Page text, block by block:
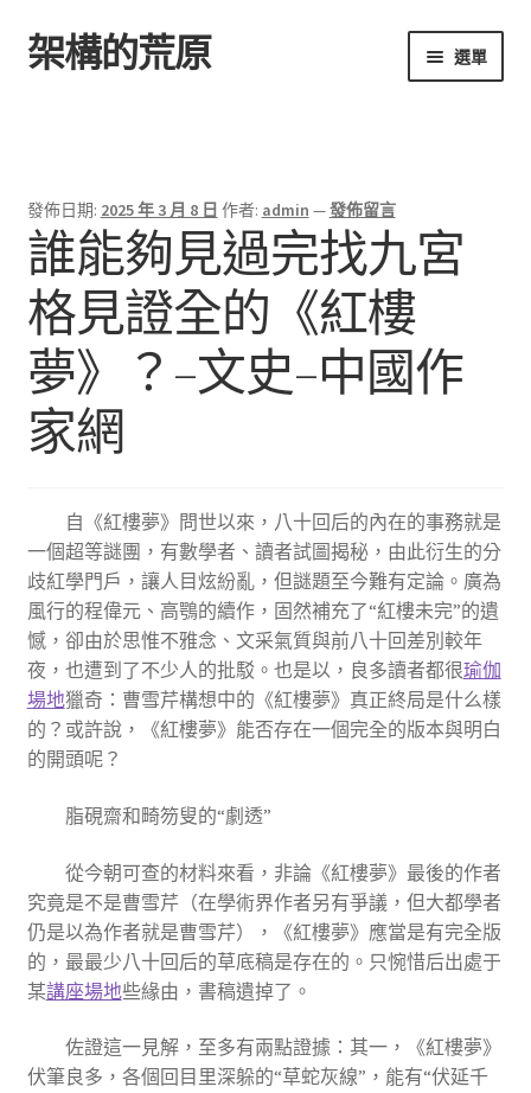
跳
至
跳
至
架構的荒原 選單
發佈日期: 2025 年 3 月 8 日 作者: admin —發佈留言
誰能夠見過完找九宮
格見證全的《紅樓
夢》？–文史–中國作
家網
自《紅樓夢》問世以來，八十回后的內在的事務就是
一個超等謎團，有數學者、讀者試圖揭秘，由此衍生的分
歧紅學門戶，讓人目炫紛亂，但謎題至今難有定論。廣為
風行的程偉元、高鶚的續作，固然補充了“紅樓未完”的遺
憾，卻由於思惟不雅念、文采氣質與前八十回差別較年
夜，也遭到了不少人的批駁。也是以，良多讀者都很瑜伽
場地獵奇：曹雪芹構想中的《紅樓夢》真正終局是什么樣
的？或許說，《紅樓夢》能否存在一個完全的版本與明白
的開頭呢？
脂硯齋和畸笏叟的“劇透”
從今朝可查的材料來看，非論《紅樓夢》最後的作者
究竟是不是曹雪芹（在學術界作者另有爭議，但大都學者
仍是以為作者就是曹雪芹），《紅樓夢》應當是有完全版
的，最最少八十回后的草底稿是存在的。只惋惜后出處于
某講座場地些緣由，書稿遺掉了。
佐證這一見解，至多有兩點證據：其一，《紅樓夢》
伏筆良多，各個回目里深躲的“草蛇灰線”，能有“伏延千